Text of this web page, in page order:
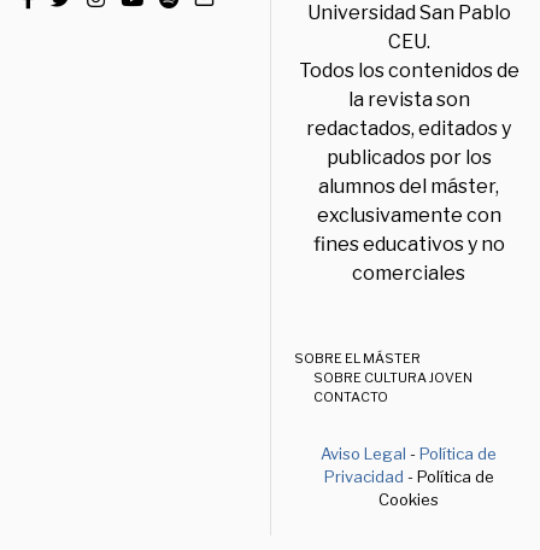
Universidad San Pablo
CEU.
Todos los contenidos de
la revista son
redactados, editados y
publicados por los
alumnos del máster,
exclusivamente con
fines educativos y no
comerciales
SOBRE EL MÁSTER
SOBRE CULTURA JOVEN
CONTACTO
Aviso Legal -Política de
Privacidad - Política de
Cookies